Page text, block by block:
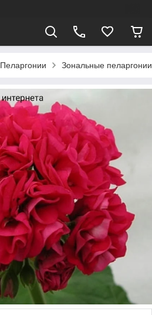
Пеларгонии Зональные пеларгонии